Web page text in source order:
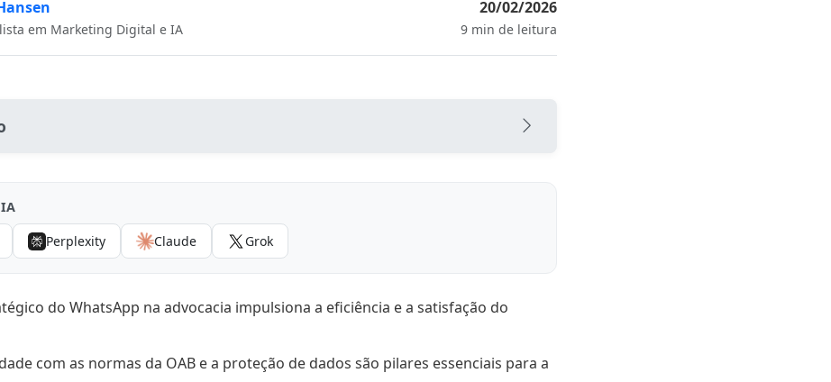
em Marketing Digital e IA
20/02/2026
9 min de leitura
o WhatsApp de forma ética e legal na advocacia?
essenciais para as melhores práticas no WhatsApp para escritórios de
API
vendas
Jurídico na otimização do atendimento
Perplexity Claude Grok
do WhatsApp na advocacia impulsiona a eficiência e a satisfação do
com as normas da OAB e a proteção de dados são pilares essenciais para a